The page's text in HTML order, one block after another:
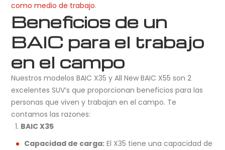
como medio de trabajo.
Beneficios de un
BAIC para el trabajo
en el campo
Nuestros modelos BAIC X35 y All New BAIC X55 son 2
excelentes SUV’s que proporcionan beneficios para las
personas que viven y trabajan en el campo. Te
contamos las razones:
BAIC X35
Capacidad de carga: El X35 tiene una capacidad de